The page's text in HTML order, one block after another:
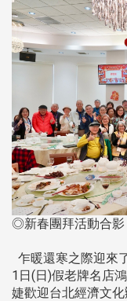
◎新春團拜活動合
乍暖還寒之際迎來
1日(日)假老牌名店
婕歡迎台北經濟文